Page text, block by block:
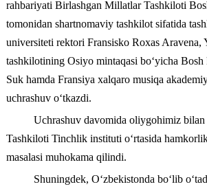
rahbariyati Birlashgan Millatlar Tashkiloti
tomonidan shartnomaviy tashkilot sifatida
universiteti rektori Fransisko Roxas
tashkilotining Osiyo mintaqasi bo‘yicha
Suk hamda Fransiya xalqaro musiqa
uchrashuv o‘tkazdi.
Uchrashuv davomida oliygohimiz
Tashkiloti Tinchlik instituti o‘rtasida
masalasi muhokama qilindi.
Shuningdek, O‘zbekistonda bo‘lib